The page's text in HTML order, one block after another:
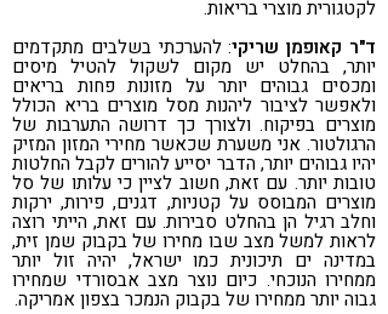
לקטגורית מוצרי בריאות.
ד"ר קאופמן שריקי: להערכתי בשלבים מתקדמים
יותר, בהחלט יש מקום לשקול להטיל מיסים
ומכסים גבוהים יותר על מזונות פחות בריאים
ולאפשר לציבור ליהנות מסל מוצרים בריא הכולל
מוצרים בפיקוח. ולצורך כך דרושה התערבות של
הרגולטור. אני משערת שכאשר מחירי המזון המזיק
יהיו גבוהים יותר, הדבר יסייע להורים לקבל החלטות
טובות יותר. עם זאת, חשוב לציין כי עלותו של סל
מוצרים המבוסס על קטניות, דגנים, פירות, ירקות
וחלב רגיל הן בהחלט סבירות. עם זאת, הייתי רוצה
לראות למשל מצב שבו מחירו של בקבוק שמן זית,
במדינה ים תיכונית כמו ישראל, יהיה זול יותר
ממחירו הנוכחי. כיום נוצר מצב אבסורדי שמחירו
גבוה יותר ממחירו של בקבוק הנמכר בצפון אמריקה.